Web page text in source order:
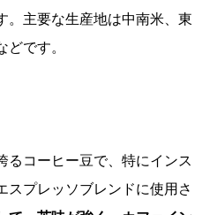
。主要な生産地は中南米、東
です。
るコーヒー豆で、特にインス
スプレッソブレンドに使用さ